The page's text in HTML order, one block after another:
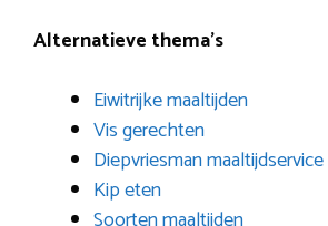
Alternatieve thema’s
Eiwitrijke maaltijden
Vis gerechten
Diepvriesman maaltijdservice
Kip eten